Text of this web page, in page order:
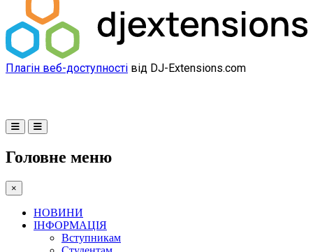
Плагін веб-доступності від DJ-Extensions.com
Головне меню
×
НОВИНИ
ІНФОРМАЦІЯ
Вступникам